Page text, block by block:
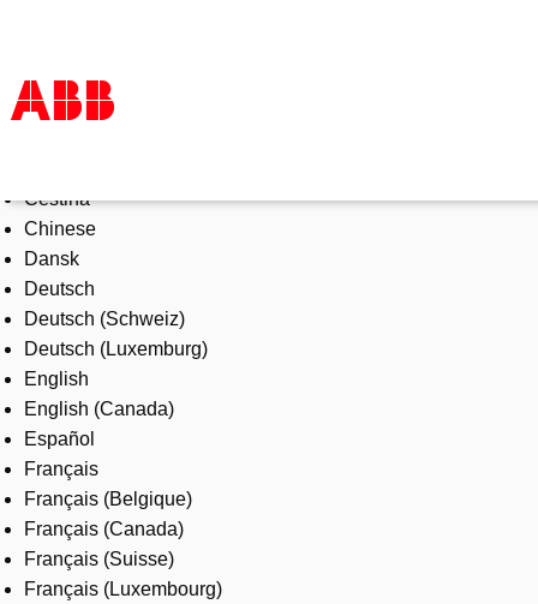
Products & Solutions
Industries
Services
About us
Where to buy
Contact us
Careers
Čeština
Chinese
Dansk
Deutsch
Deutsch (Schweiz)
Deutsch (Luxemburg)
English
English (Canada)
Español
Français
Français (Belgique)
Français (Canada)
Français (Suisse)
Français (Luxembourg)